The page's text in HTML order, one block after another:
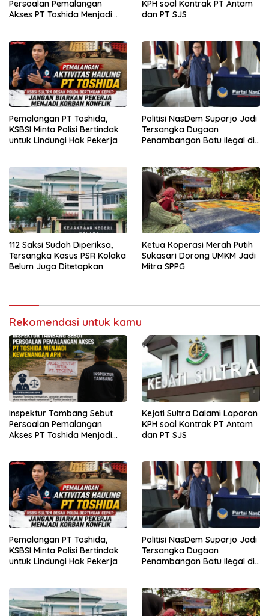
Persoalan Pemalangan
Akses PT Toshida Menjadi
KPH soal Kontrak PT Antam
dan PT SJS
Pemalangan PT Toshida,
KSBSI Minta Polisi Bertindak
untuk Lindungi Hak Pekerja
Politisi NasDem Suparjo Jadi
Tersangka Dugaan
Penambangan Batu Ilegal di
112 Saksi Sudah Diperiksa,
Tersangka Kasus PSR Kolaka
Belum Juga Ditetapkan
Ketua Koperasi Merah Putih
Sukasari Dorong UMKM Jadi
Mitra SPPG
Rekomendasi untuk kamu
Inspektur Tambang Sebut
Persoalan Pemalangan
Akses PT Toshida Menjadi
Kejati Sultra Dalami Laporan
KPH soal Kontrak PT Antam
dan PT SJS
Pemalangan PT Toshida,
KSBSI Minta Polisi Bertindak
untuk Lindungi Hak Pekerja
Politisi NasDem Suparjo Jadi
Tersangka Dugaan
Penambangan Batu Ilegal di